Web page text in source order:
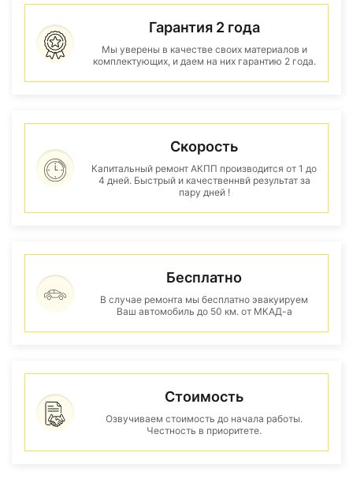
Гарантия 2 года
Мы уверены в качестве своих материалов и
комплектующих, и даем на них гарантию 2 года.
Скорость
Капитальный ремонт АКПП производится от 1 до
4 дней. Быстрый и качественнвй результат за
пару дней !
Бесплатно
В случае ремонта мы бесплатно эвакуируем
Ваш автомобиль до 50 км. от МКАД-а
Стоимость
Озвучиваем стоимость до начала работы.
Честность в приоритете.